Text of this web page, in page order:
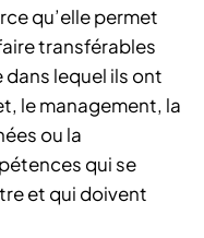
qu’elle permet
transférables
lequel ils ont
le management, la
ou la
qui se
et qui doivent